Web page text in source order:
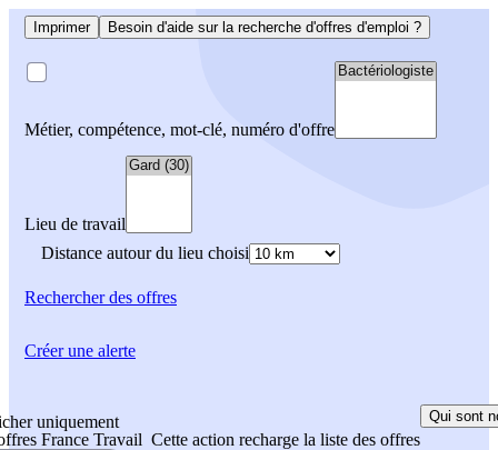
Imprimer Besoin d'aide sur la recherche d'offres d'emploi ?
Métier, compétence, mot-clé, numéro d'offre
Lieu de travail
Distance autour du lieu choisi
Rechercherdes offres
uniquement
France Travail Cette action recharge la liste des offres
Qui sont
Créer une alerte